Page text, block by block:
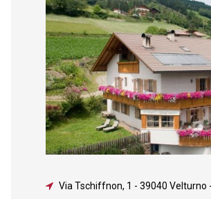
Via Tschiffnon, 1 - 39040 Velturno